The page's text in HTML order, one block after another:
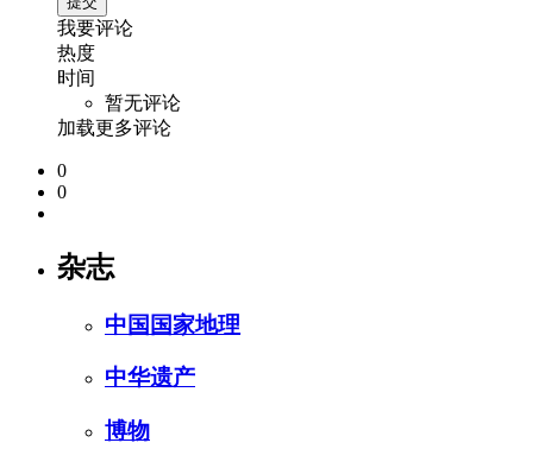
我要评论
热度
时间
暂无评论
加载更多评论
0
0
杂志
中国国家地理
中华遗产
博物